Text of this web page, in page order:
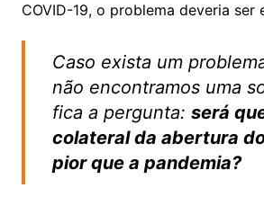
COVID-19, o problema deveria ser
Caso exista um
não encontramos uma
fica a pergunta: será
colateral da abertura
pior que a pandemia?